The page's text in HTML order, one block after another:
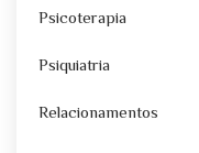
Psicoterapia
Psiquiatria
Relacionamentos